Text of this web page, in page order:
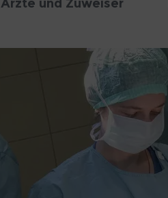
Ärzte und Zuweiser